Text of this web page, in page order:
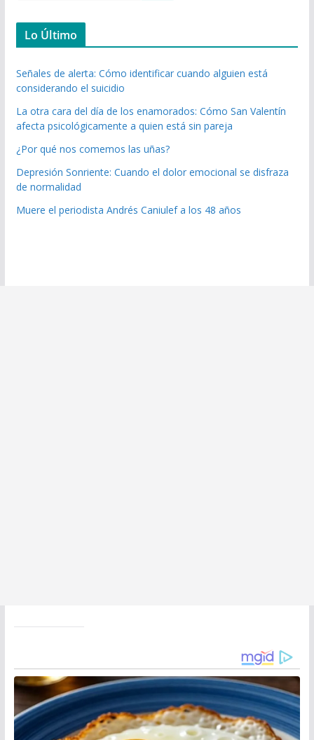
Lo Último
Señales de alerta: Cómo identificar cuando alguien está
considerando el suicidio
La otra cara del día de los enamorados: Cómo San Valentín
afecta psicológicamente a quien está sin pareja
¿Por qué nos comemos las uñas?
Depresión Sonriente: Cuando el dolor emocional se disfraza
de normalidad
Muere el periodista Andrés Caniulef a los 48 años